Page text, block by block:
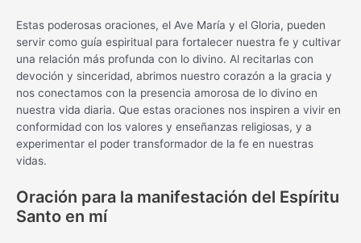
Estas poderosas oraciones, el Ave María y el Gloria, pueden
servir como guía espiritual para fortalecer nuestra fe y cultivar
una relación más profunda con lo divino. Al recitarlas con
devoción y sinceridad, abrimos nuestro corazón a la gracia y
nos conectamos con la presencia amorosa de lo divino en
nuestra vida diaria. Que estas oraciones nos inspiren a vivir en
conformidad con los valores y enseñanzas religiosas, y a
experimentar el poder transformador de la fe en nuestras
vidas.
Oración para la manifestación del Espíritu
Santo en mí